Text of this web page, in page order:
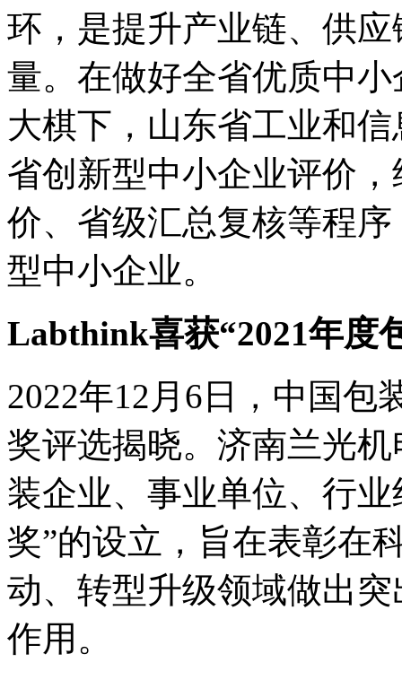
环，是提升产业链、供
量。在做好全省优质中
大棋下，山东省工业和
省创新型中小企业评价
价、省级汇总复核等程
型中小企业。
Labthink喜获“2021年度
2022年12月6日，中国包
奖评选揭晓。济南兰光
装企业、事业单位、行
奖”的设立，旨在表彰在
动、转型升级领域做出
作用。